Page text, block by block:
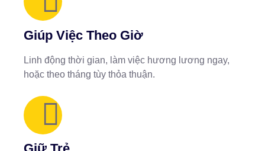
Giúp Việc Theo Giờ
Linh động thời gian, làm việc hương lương ngay,
hoặc theo tháng tùy thỏa thuận.